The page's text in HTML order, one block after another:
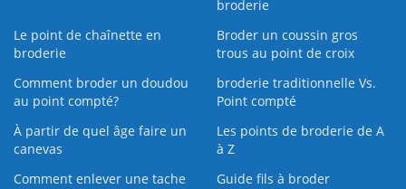
broderie
Le point de chaînette en
broderie
Broder un coussin gros
trous au point de croix
Comment broder un doudou
au point compté?
broderie traditionnelle Vs.
Point compté
À partir de quel âge faire un
canevas
Les points de broderie de A
à Z
Comment enlever une tache
Guide fils à broder